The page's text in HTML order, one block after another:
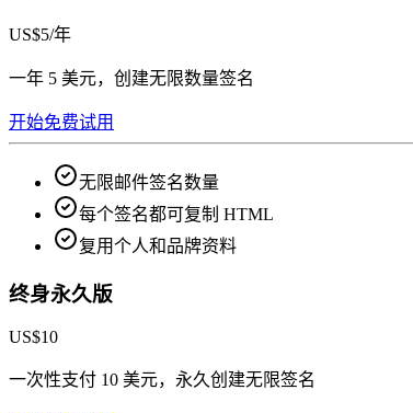
US$5/年
一年 5 美元，创建无限数量签名
开始免费试用
无限邮件签名数量
每个签名都可复制 HTML
复用个人和品牌资料
终身永久版
US$10
一次性支付 10 美元，永久创建无限签名